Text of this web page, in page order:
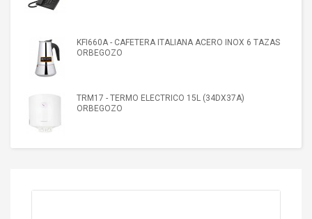
KFI660A - CAFETERA ITALIANA ACERO INOX 6 TAZAS
ORBEGOZO
TRM17 - TERMO ELECTRICO 15L (34DX37A)
ORBEGOZO